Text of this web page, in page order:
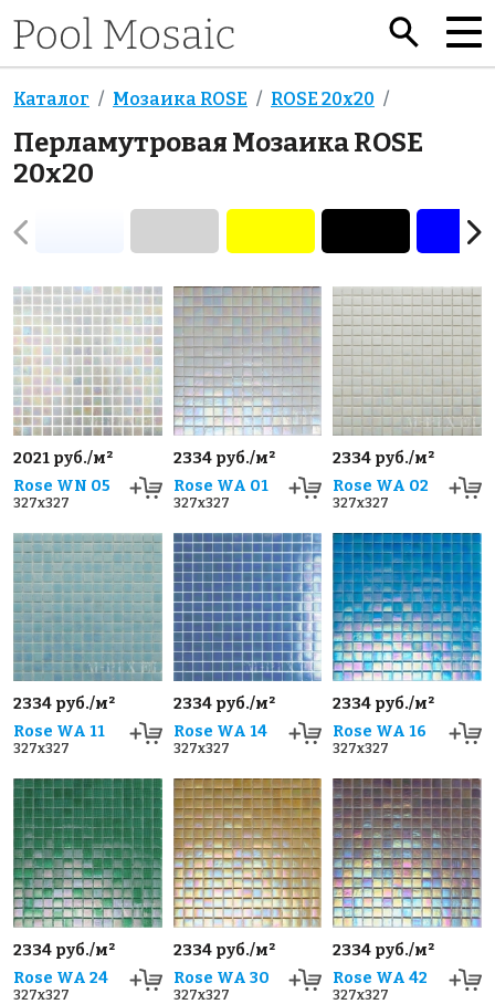
Каталог Мозаика ROSE ROSE 20x20
Перламутровая Мозаика ROSE
20x20
2021 руб./м²
Rose WN 05
327x327
2334 руб./м²
Rose WA 01
327x327
2334 руб./м²
Rose WA 02
327x327
2334 руб./м²
Rose WA 11
327x327
2334 руб./м²
Rose WA 14
327x327
2334 руб./м²
Rose WA 16
327x327
2334 руб./м²
Rose WA 24
327x327
2334 руб./м²
Rose WA 30
327x327
2334 руб./м²
Rose WA 42
327x327